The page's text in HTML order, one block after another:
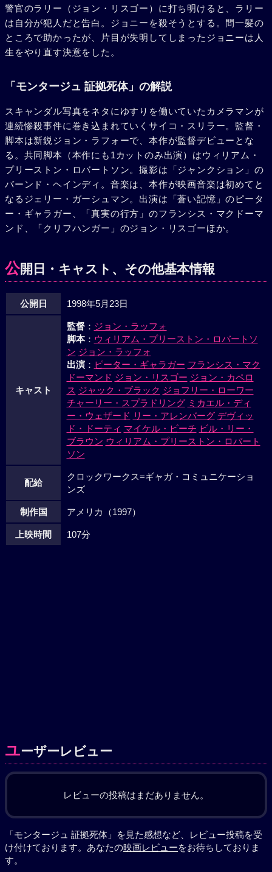
警官のラリー（ジョン・リスゴー）に打ち明けると、ラリー
は自分が犯人だと告白。ジョニーを殺そうとする。間一髪の
ところで助かったが、片目が失明してしまったジョニーは人
生をやり直す決意をした。
「モンタージュ 証拠死体」の解説
スキャンダル写真をネタにゆすりを働いていたカメラマンが
連続惨殺事件に巻き込まれていくサイコ・スリラー。監督・
脚本は新鋭ジョン・ラフォーで、本作が監督デビューとな
る。共同脚本（本作にも1カットのみ出演）はウィリアム・
プリーストン・ロバートソン。撮影は「ジャンクション」の
バーンド・ヘインディ。音楽は、本作が映画音楽は初めてと
なるジェリー・ガーシュマン。出演は「蒼い記憶」のピータ
ー・ギャラガー、「真実の行方」のフランシス・マクドーマ
ンド、「クリフハンガー」のジョン・リスゴーほか。
公開日・キャスト、その他基本情報
公開日 1998年5月23日
キャスト
監督： ジョン・ラッフォ
脚本： ウィリアム・プリーストン・ロバートソ
ン ジョン・ラッフォ
出演： ピーター・ギャラガー フランシス・マク
ドーマンド ジョン・リスゴー ジョン・カペロ
ス ジャック・ブラック ジョフリー・ローワー
チャーリー・スプラドリング ミカエル・ディ
ー・ウェザード リー・アレンバーグ デヴィッ
ド・ドーティ マイケル・ビーチ ビル・リー・
ブラウン ウィリアム・プリーストン・ロバート
ソン
配給
クロックワークス=ギャガ・コミュニケーショ
ンズ
制作国 アメリカ（1997）
上映時間 107分
ユーザーレビュー
レビューの投稿はまだありません。
「モンタージュ 証拠死体」を見た感想など、レビュー投稿を受
け付けております。あなたの映画レビューをお待ちしておりま
す。